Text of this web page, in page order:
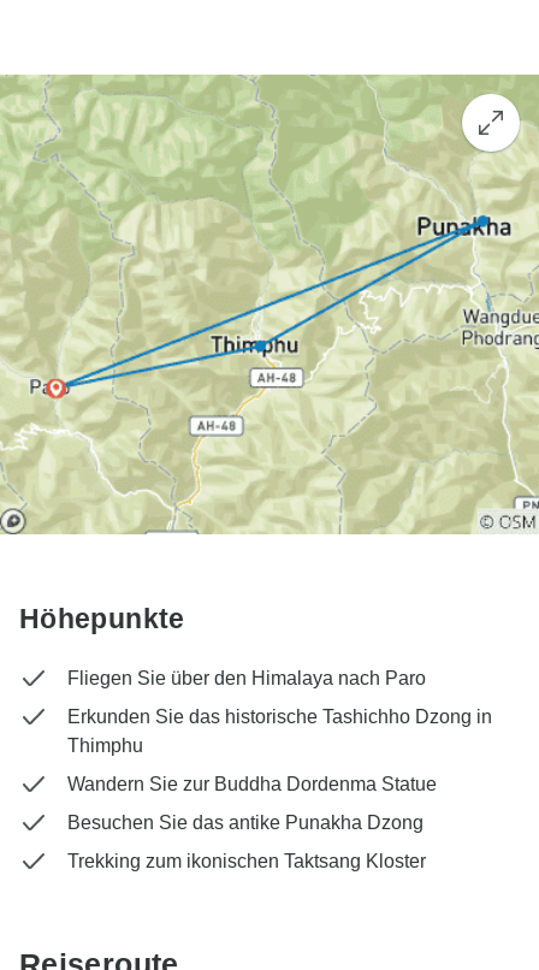
Höhepunkte
Fliegen Sie über den Himalaya nach Paro
Erkunden Sie das historische Tashichho Dzong in
Thimphu
Wandern Sie zur Buddha Dordenma Statue
Besuchen Sie das antike Punakha Dzong
Trekking zum ikonischen Taktsang Kloster